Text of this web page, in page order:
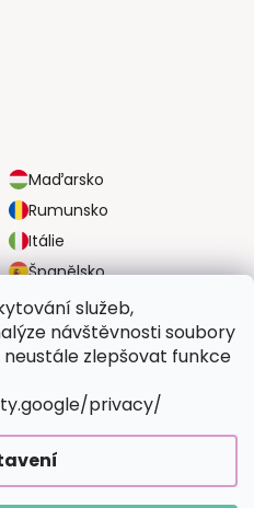
služeb,
návštěvnosti soubory
zlepšovat funkce
privacy/
Maďarsko
Rumunsko
Itálie
Španělsko
Rakousko